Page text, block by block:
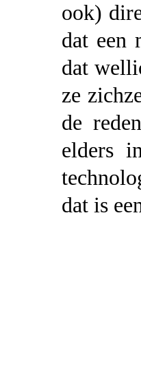
ook)
dat een
dat
ze
de
elders
dat is